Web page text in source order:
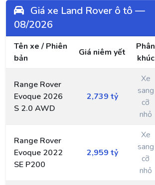
Giá xe Land Rover ô tô —
08/2026
Tên xe / Phiên
bản
Giá niêm yết
Phân
khúc
Range Rover
Evoque 2026
S 2.0 AWD
2,739 tỷ
Xe
sang
cỡ
nhỏ
Range Rover
Evoque 2022
SE P200
2,959 tỷ
Xe
sang
cỡ
nhỏ